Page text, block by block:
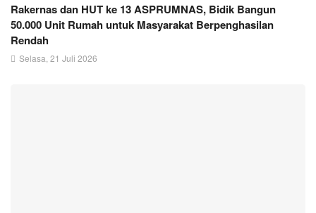
Rakernas dan HUT ke 13 ASPRUMNAS, Bidik Bangun
50.000 Unit Rumah untuk Masyarakat Berpenghasilan
Rendah
Selasa, 21 Juli 2026